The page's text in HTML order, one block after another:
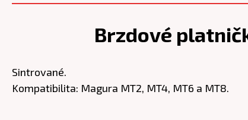
Brzdové
Sintrované.
Kompatibilita: Magura MT2, MT4, MT6 a MT8.